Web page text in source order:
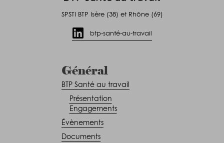
SPSTI BTP Isère (38) et Rhône (69)
btp-santé-au-travail
Général
BTP Santé au travail
Présentation
Engagements
Évènements
Documents